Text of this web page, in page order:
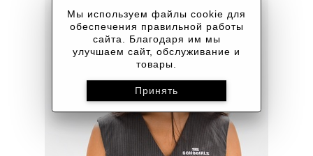
Мы используем файлы cookie для
обеспечения правильной работы
сайта. Благодаря им мы
улучшаем сайт, обслуживание и
товары.